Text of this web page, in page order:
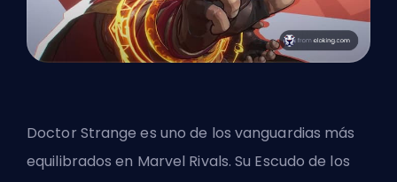
Doctor Strange es uno de los vanguardias más
equilibrados en Marvel Rivals. Su Escudo de los